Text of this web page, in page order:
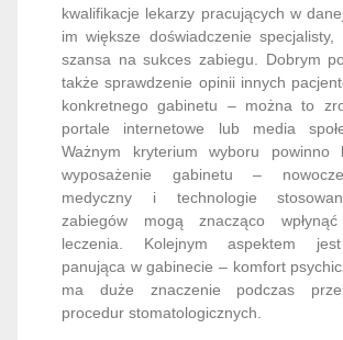
kwalifikacje lekarzy pracujących w
im większe doświadczenie specjalisty,
szansa na sukces zabiegu. Dobrym
także sprawdzenie opinii innych
konkretnego gabinetu – można to
portale internetowe lub media
Ważnym kryterium wyboru powinno
wyposażenie gabinetu –
medyczny i technologie
zabiegów mogą znacząco
leczenia. Kolejnym aspektem
panująca w gabinecie – komfort
ma duże znaczenie podczas
procedur stomatologicznych.